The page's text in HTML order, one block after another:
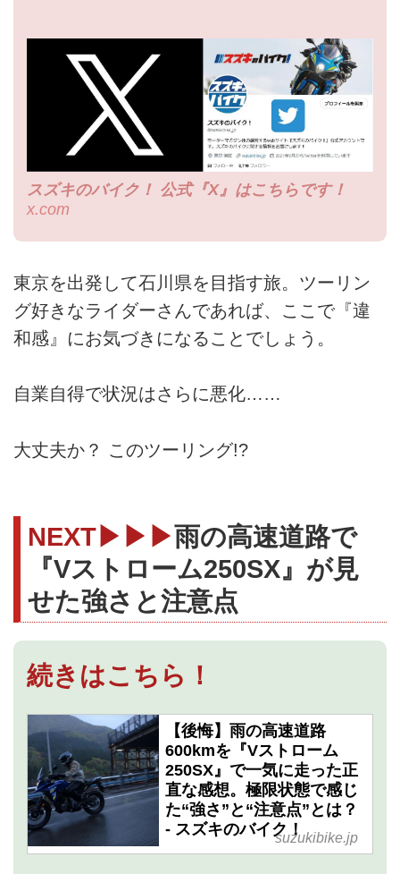
スズキのバイク！ 公式『X』はこちらです！
x.com
東京を出発して石川県を目指す旅。ツーリン
グ好きなライダーさんであれば、ここで『違
和感』にお気づきになることでしょう。
自業自得で状況はさらに悪化……
大丈夫か？ このツーリング!?
NEXT▶▶▶雨の高速道路で
『Vストローム250SX』が見
せた強さと注意点
続きはこちら！
【後悔】雨の高速道路
600kmを『Vストローム
250SX』で一気に走った正
直な感想。極限状態で感じ
た“強さ”と“注意点”とは？
- スズキのバイク！suzukibike.jp